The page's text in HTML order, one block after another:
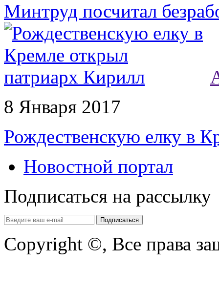
Минтруд посчитал
8 Января 2017
Рождественскую елку в
Новостной портал
Подписаться на рассылку
Copyright ©, Все права